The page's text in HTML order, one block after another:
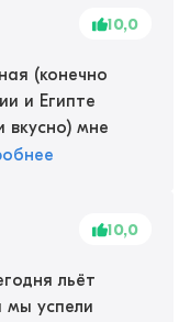
10,0
(конечно
и Египте
вкусно) мне
10,0
льёт
успели